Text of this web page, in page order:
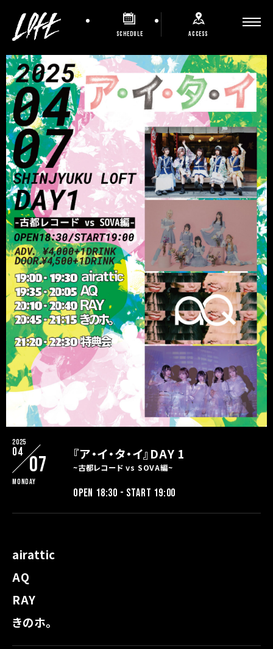
SCHEDULE ACCESS
2025
04
07
Monday
『ア・イ・タ・イ』DAY 1
~古都レコード vs SOVA編~
OPEN 18:30 - START 19:00
airattic
AQ
RAY
きのホ。